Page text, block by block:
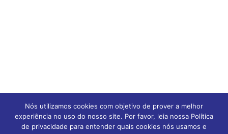
Nós utilizamos cookies com objetivo de prover a melhor
experiência no uso do nosso site. Por favor, leia nossa Política
de privacidade para entender quais cookies nós usamos e